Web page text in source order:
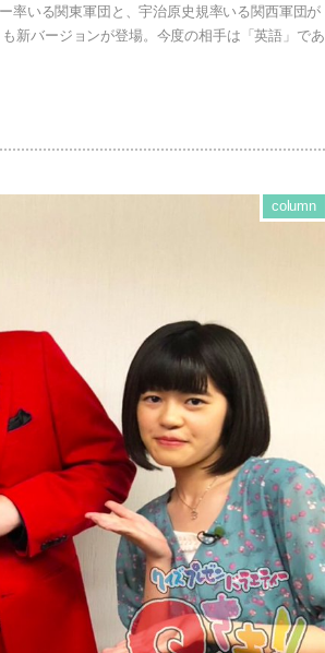
率いる関東軍団と、宇治原史規率いる関西軍団が
新バージョンが登場。今度の相手は「英語」であ
column